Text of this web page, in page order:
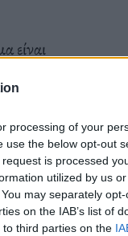
processing of your
use the below opt-out
is processed
utilized by us
may separately
on the IAB’s list of
third parties on the
είναι
μάλλον
σε
ένα άτομο
λαδιά»